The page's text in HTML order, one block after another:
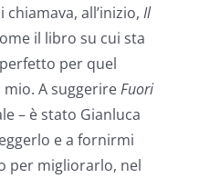
all’inizio, Il
il libro su cui sta
per quel
A suggerireFuori
– è stato Gianluca
e a fornirmi
per migliorarlo, nel